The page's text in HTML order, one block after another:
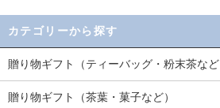
カテゴリーから探す
贈り物ギフト（ティーバッグ・粉末茶など
贈り物ギフト（茶葉・菓子など）